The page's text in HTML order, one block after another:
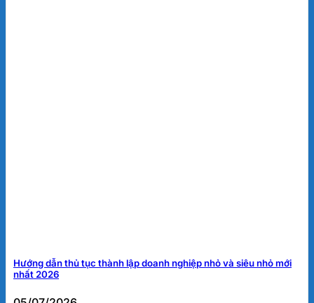
Hướng dẫn thủ tục thành lập doanh nghiệp nhỏ và siêu nhỏ mới
nhất 2026